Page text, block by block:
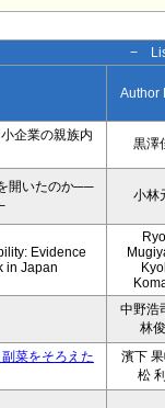
−
Author
企業の親族内
黒澤
開いたのか──
小林
Evidence
in Japan
中野浩
林
菜をそろえた
濱下
松